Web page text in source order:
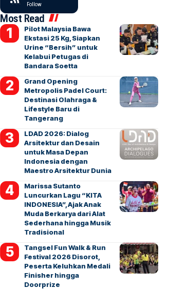
Follow
Most Read
Pilot Malaysia Bawa
Ekstasi 25 Kg, Siapkan
Urine “Bersih” untuk
Kelabui Petugas di
Bandara Soetta
Grand Opening
Metropolis Padel Court:
Destinasi Olahraga &
Lifestyle Baru di
Tangerang
LDAD 2026: Dialog
Arsitektur dan Desain
untuk Masa Depan
Indonesia dengan
Maestro Arsitektur Dunia
Marissa Sutanto
Luncurkan Lagu “KITA
INDONESIA”, Ajak Anak
Muda Berkarya dari Alat
Sederhana hingga Musik
Tradisional
Tangsel Fun Walk & Run
Festival 2026 Disorot,
Peserta Keluhkan Medali
Finisher hingga
Doorprize